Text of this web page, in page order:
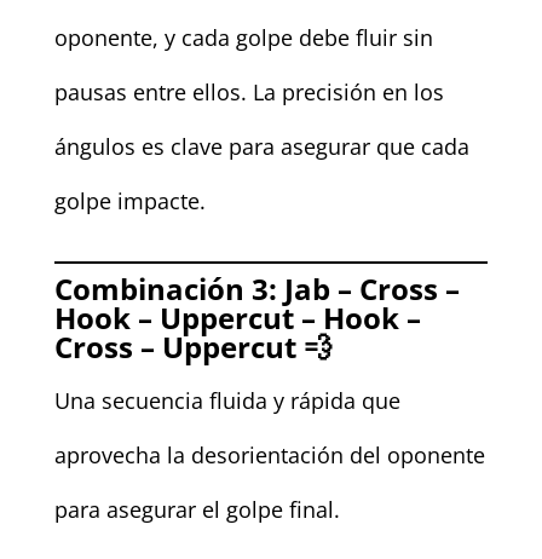
oponente, y cada golpe debe fluir sin
pausas entre ellos. La precisión en los
ángulos es clave para asegurar que cada
golpe impacte.
Combinación 3: Jab – Cross –
Hook – Uppercut – Hook –
Cross – Uppercut 💨
Una secuencia fluida y rápida que
aprovecha la desorientación del oponente
para asegurar el golpe final.